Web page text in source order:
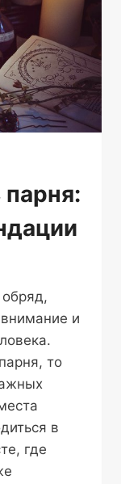
и
то
в
где